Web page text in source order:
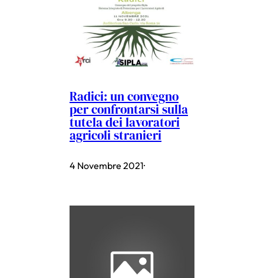
Radici: un convegno
per confrontarsi sulla
tutela dei lavoratori
agricoli stranieri
4 Novembre 2021·